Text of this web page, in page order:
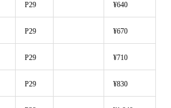
P29 ¥640
P29 ¥670
P29 ¥710
P29 ¥830